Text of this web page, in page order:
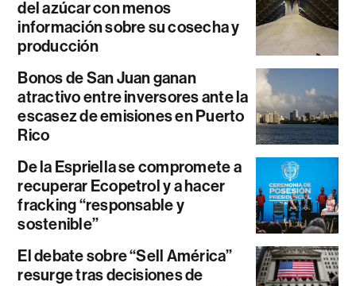
del azúcar con menos
información sobre su cosecha y
producción
Bonos de San Juan ganan
atractivo entre inversores ante la
escasez de emisiones en Puerto
Rico
De la Espriella se compromete a
recuperar Ecopetrol y a hacer
fracking “responsable y
sostenible”
El debate sobre “Sell América”
resurge tras decisiones de